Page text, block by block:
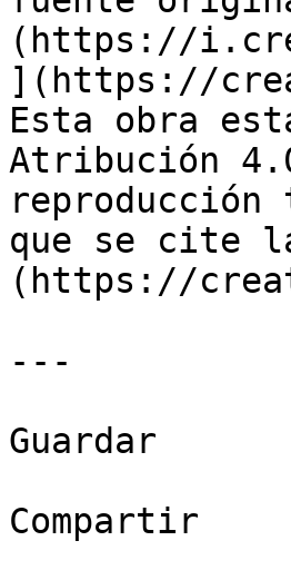
(https://
](https://
Esta obra
Atribución
que se cite
(https://
---
Guardar
Compartir